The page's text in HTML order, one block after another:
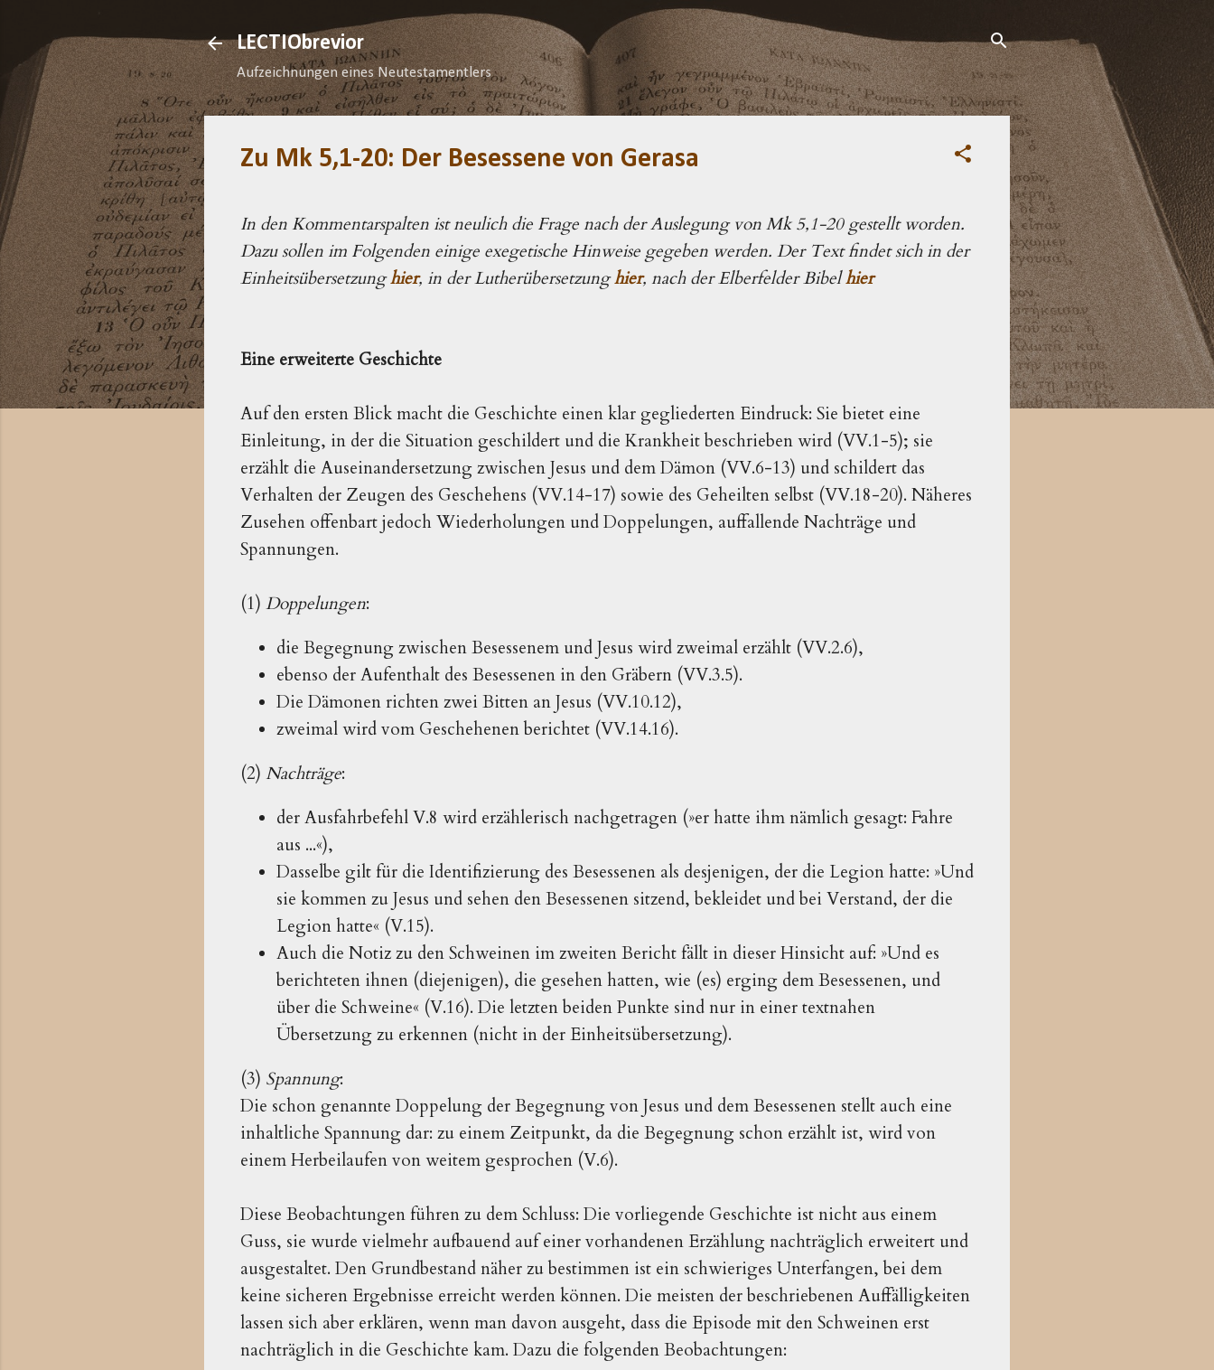
Direkt zum Hauptbereich
LECTIObrevior
Aufzeichnungen eines Neutestamentlers
Zu Mk 5,1-20: Der Besessene von Gerasa
In den Kommentarspalten ist neulich die Frage nach der Auslegung von Mk 5,1-20 gestellt worden.
Dazu sollen im Folgenden einige exegetische Hinweise gegeben werden. Der Text findet sich in der
Einheitsübersetzunghier, in der Lutherübersetzunghier, nach der Elberfelder Bibelhier
Eine erweiterte Geschichte
Auf den ersten Blick macht die Geschichte einen klar gegliederten Eindruck: Sie bietet eine
Einleitung, in der die Situation geschildert und die Krankheit beschrieben wird (VV.1-5); sie
erzählt die Auseinandersetzung zwischen Jesus und dem Dämon (VV.6-13) und schildert das
Verhalten der Zeugen des Geschehens (VV.14-17) sowie des Geheilten selbst (VV.18-20). Näheres
Zusehen offenbart jedoch Wiederholungen und Doppelungen, auffallende Nachträge und
Spannungen.
(1) Doppelungen:
die Begegnung zwischen Besessenem und Jesus wird zweimal erzählt (VV.2.6),
ebenso der Aufenthalt des Besessenen in den Gräbern (VV.3.5).
Die Dämonen richten zwei Bitten an Jesus (VV.10.12),
zweimal wird vom Geschehenen berichtet (VV.14.16).
(2) Nachträge:
der Ausfahrbefehl V.8 wird erzählerisch nachgetragen (»er hatte ihm nämlich gesagt: Fahre
aus ...«),
Dasselbe gilt für die Identifizierung des Besessenen als desjenigen, der die Legion hatte: »Und
sie kommen zu Jesus und sehen den Besessenen sitzend, bekleidet und bei Verstand, der die
Legion hatte« (V.15).
Auch die Notiz zu den Schweinen im zweiten Bericht fällt in dieser Hinsicht auf: »Und es
berichteten ihnen (diejenigen), die gesehen hatten, wie (es) erging dem Besessenen, und
über die Schweine« (V.16). Die letzten beiden Punkte sind nur in einer textnahen
Übersetzung zu erkennen (nicht in der Einheitsübersetzung).
(3) Spannung:
Die schon genannte Doppelung der Begegnung von Jesus und dem Besessenen stellt auch eine
inhaltliche Spannung dar: zu einem Zeitpunkt, da die Begegnung schon erzählt ist, wird von
einem Herbeilaufen von weitem gesprochen (V.6).
Diese Beobachtungen führen zu dem Schluss: Die vorliegende Geschichte ist nicht aus einem
Guss, sie wurde vielmehr aufbauend auf einer vorhandenen Erzählung nachträglich erweitert und
ausgestaltet. Den Grundbestand näher zu bestimmen ist ein schwieriges Unterfangen, bei dem
keine sicheren Ergebnisse erreicht werden können. Die meisten der beschriebenen Auffälligkeiten
lassen sich aber erklären, wenn man davon ausgeht, dass die Episode mit den Schweinen erst
nachträglich in die Geschichte kam. Dazu die folgenden Beobachtungen: